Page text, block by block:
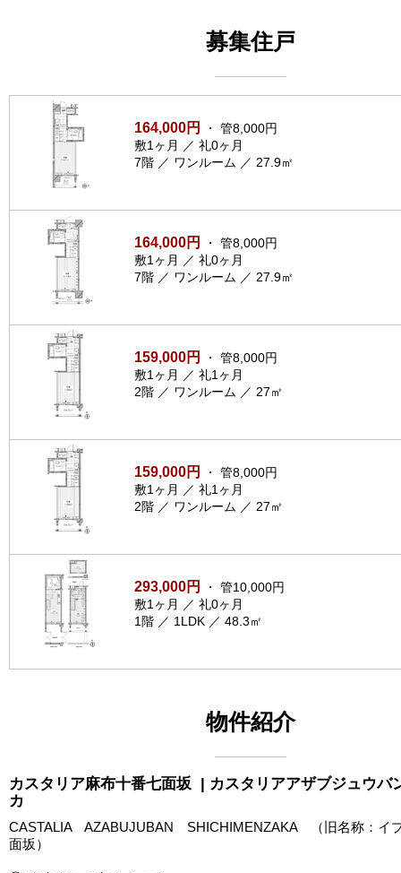
募集住戸
164,000円
・ 管8,000円
敷1ヶ月 ／ 礼0ヶ月
7階 ／ ワンルーム ／ 27.9㎡
164,000円
・ 管8,000円
敷1ヶ月 ／ 礼0ヶ月
7階 ／ ワンルーム ／ 27.9㎡
159,000円
・ 管8,000円
敷1ヶ月 ／ 礼1ヶ月
2階 ／ ワンルーム ／ 27㎡
159,000円
・ 管8,000円
敷1ヶ月 ／ 礼1ヶ月
2階 ／ ワンルーム ／ 27㎡
293,000円
・ 管10,000円
敷1ヶ月 ／ 礼0ヶ月
1階 ／ 1LDK ／ 48.3㎡
物件紹介
カスタリア麻布十番七面坂
| カスタリアアザブジュウバ
カ
CASTALIA AZABUJUBAN SHICHIMENZAKA （旧名称：イ
面坂）